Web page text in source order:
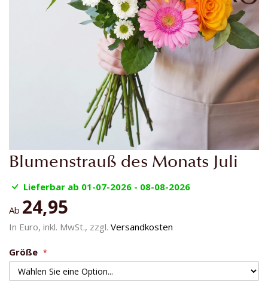
Blumenstrauß des Monats Juli
Lieferbar ab 01-07-2026 - 08-08-2026
Ab 24,95
In Euro, inkl. MwSt., zzgl. Versandkosten
Größe
Zum
Anfang
der
springen